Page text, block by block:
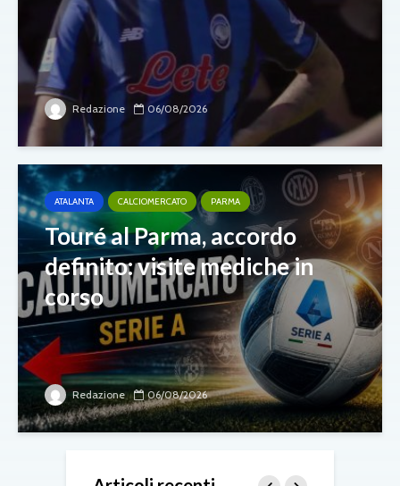
Redazione 06/08/2026
ATALANTA CALCIOMERCATO PARMA
Touré al Parma, accordo
definito: visite mediche in
corso
Redazione 06/08/2026